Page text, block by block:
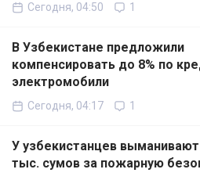
Сегодня, 04:50 1
В Узбекистане предложили
компенсировать до 8% по
электромобили
Сегодня, 04:17 1
У узбекистанцев
тыс. сумов за пожарную